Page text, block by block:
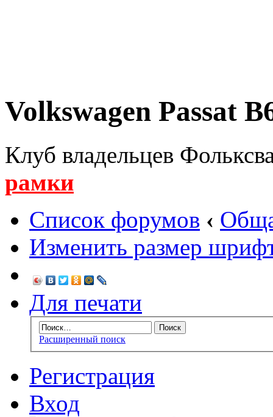
Volkswagen Passat
Клуб владельцев
рамки
Список форумов ‹
Изменить размер
Для печати
Расширенный поиск
Регистрация
Вход